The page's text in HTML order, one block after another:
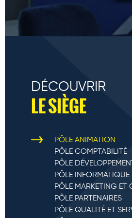
DÉCOUVRIR
LE SIÈGE
PÔLE ANIMATION
PÔLE COMPTABILITÉ
PÔLE
PÔLE INFORMATIQUE
PÔLE MARKETING
PÔLE PARTENAIRES
PÔLE QUALITÉ ET